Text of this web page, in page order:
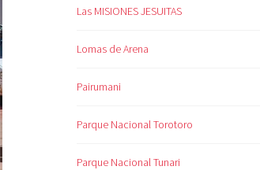
Las MISIONES JESUITAS
Lomas de Arena
Pairumani
Parque Nacional Torotoro
Parque Nacional Tunari